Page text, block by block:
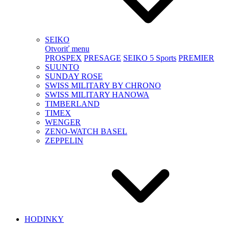
SEIKO
Otvoriť menu
PROSPEX PRESAGE SEIKO 5 Sports PREMIER
SUUNTO
SUNDAY ROSE
SWISS MILITARY BY CHRONO
SWISS MILITARY HANOWA
TIMBERLAND
TIMEX
WENGER
ZENO-WATCH BASEL
ZEPPELIN
HODINKY